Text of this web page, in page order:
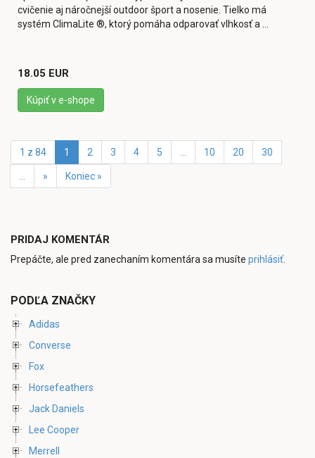
cvičenie aj náročnejší outdoor šport a nosenie. Tielko má
systém ClimaLite ®, ktorý pomáha odparovať vlhkosť a ...
18.05 EUR
Kúpiť v e-shope
1 z 84 1 2 3 4 5 10 20 30
» Koniec »
PRIDAJ KOMENTÁR
Prepáčte, ale pred zanechaním komentára sa musíte prihlásiť
PODĽA ZNAČKY
Adidas
Converse
Fox
Horsefeathers
Jack Daniels
Lee Cooper
Merrell